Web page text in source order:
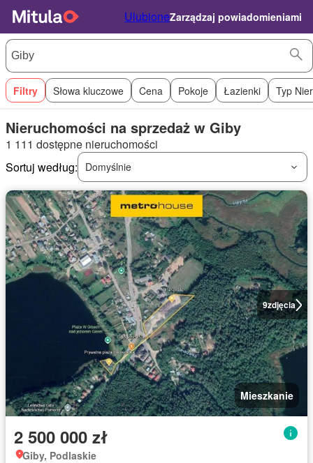
UlubioneZarządzaj powiadomieniami
Filtry Słowa kluczowe Cena Pokoje Łazienki Typ
Nieruchomości na sprzedaż w Giby
1 111 dostępne nieruchomości
Sortuj według:
Domyślnie
9zdjęcia
Mieszkanie
2 500 000 zł
Giby, Podlaskie